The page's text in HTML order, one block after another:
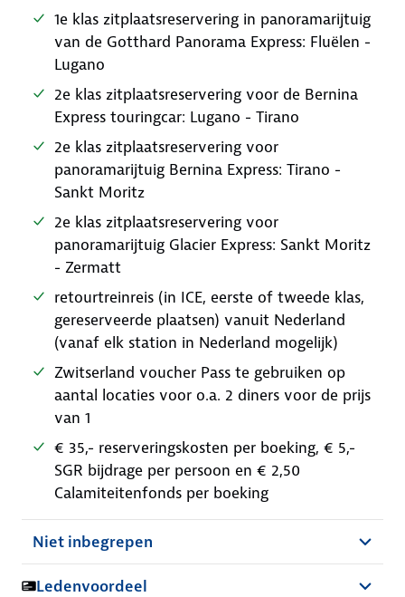
1e klas zitplaatsreservering in panoramarijtuig
van de Gotthard Panorama Express: Fluëlen -
Lugano
2e klas zitplaatsreservering voor de Bernina
Express touringcar: Lugano - Tirano
2e klas zitplaatsreservering voor
panoramarijtuig Bernina Express: Tirano -
Sankt Moritz
2e klas zitplaatsreservering voor
panoramarijtuig Glacier Express: Sankt Moritz
- Zermatt
retourtreinreis (in ICE, eerste of tweede klas,
gereserveerde plaatsen) vanuit Nederland
(vanaf elk station in Nederland mogelijk)
Zwitserland voucher Pass te gebruiken op
aantal locaties voor o.a. 2 diners voor de prijs
van 1
€ 35,- reserveringskosten per boeking, € 5,-
SGR bijdrage per persoon en € 2,50
Calamiteitenfonds per boeking
Niet inbegrepen
Ledenvoordeel